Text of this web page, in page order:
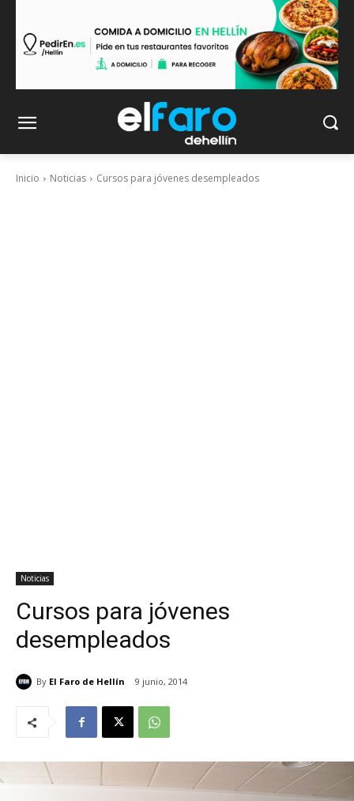
Inicio Noticias Cursos para jóvenes desempleados
Noticias
Cursos para jóvenes
desempleados
By El Faro de Hellín 9 junio, 2014